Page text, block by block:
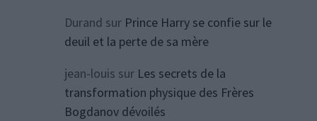
Durand sur Prince Harry se confie sur le
deuil et la perte de sa mère
jean-louis sur Les secrets de la
transformation physique des Frères
Bogdanov dévoilés